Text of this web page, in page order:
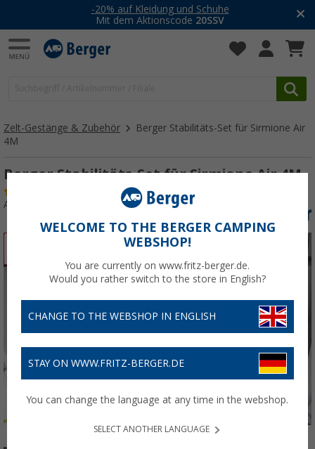
-20% auf Kleidung und Schuhe
Mit dem Aktionscode 20SSV
Zelt-Gestänge & Zubehör
Berger Stabilitäts-Set für Sirmione Air
4M
Berger Stabilitäts-Set für Sirmione Air 4M
Art.-Nr.: 271290
WELCOME TO THE BERGER CAMPING
WEBSHOP!
You are currently on www.fritz-berger.de.
Would you rather switch to the store in English?
CHANGE TO THE WEBSHOP IN ENGLISH
STAY ON WWW.FRITZ-BERGER.DE
You can change the language at any time in the webshop.
SELECT ANOTHER LANGUAGE